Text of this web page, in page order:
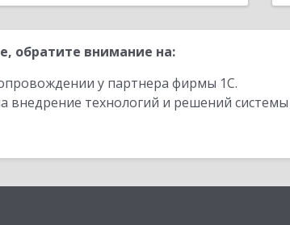
обратите внимание на:
у партнера фирмы 1С.
внедрение технологий и решений